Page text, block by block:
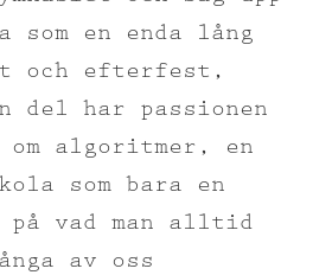
en enda lång
och efterfest,
del har passionen
algoritmer, en
som bara en
vad man alltid
av oss